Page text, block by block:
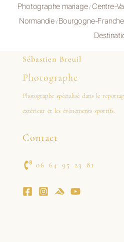
Photographe mariage/ Centre-
Normandie/ Bourgogne-
Sébastien Breuil
Photographe
Photographe spécialisé dans le
extérieur et les évènements sportifs.
Contact
06 64 95 23 81